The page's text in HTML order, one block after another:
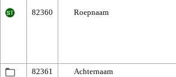
82360 Roepnaam
82361 Achternaam